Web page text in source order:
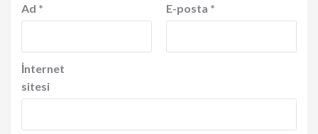
Ad * E-posta *
İnternet
sitesi